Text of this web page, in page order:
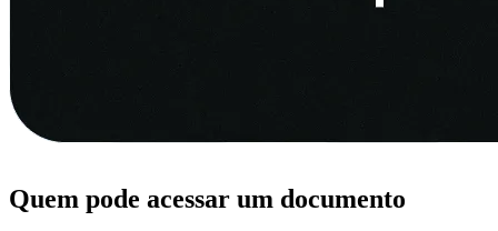
Quem pode acessar um documento